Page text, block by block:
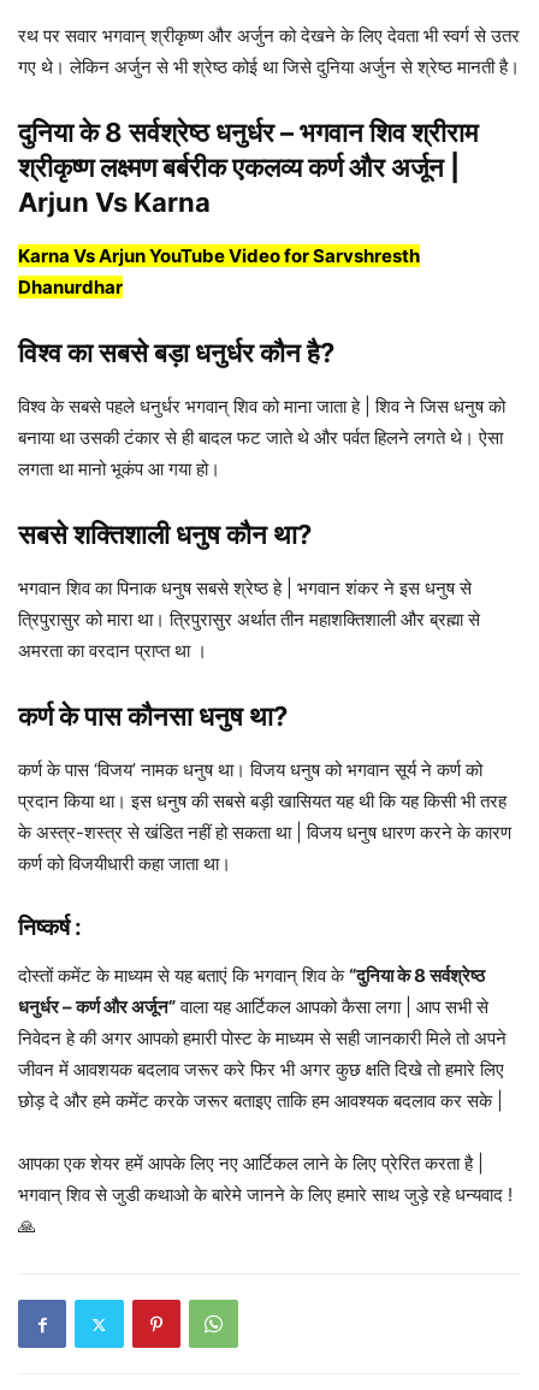
रथ पर सवार भगवान् श्रीकृष्ण और अर्जुन को देखने के लिए देवता भी स्वर्ग से उतर
गए थे। लेकिन अर्जुन से भी श्रेष्ठ कोई था जिसे दुनिया अर्जुन से श्रेष्ठ मानती है।
दुनिया के 8 सर्वश्रेष्ठ धनुर्धर – भगवान शिव श्रीराम
श्रीकृष्ण लक्ष्मण बर्बरीक एकलव्य कर्ण और अर्जून |
Arjun Vs Karna
Karna Vs Arjun YouTube Video for Sarvshresth
Dhanurdhar
विश्व का सबसे बड़ा धनुर्धर कौन है?
विश्व के सबसे पहले धनुर्धर भगवान् शिव को माना जाता हे | शिव ने जिस धनुष को
बनाया था उसकी टंकार से ही बादल फट जाते थे और पर्वत हिलने लगते थे। ऐसा
लगता था मानो भूकंप आ गया हो।
सबसे शक्तिशाली धनुष कौन था?
भगवान शिव का पिनाक धनुष सबसे श्रेष्ठ हे | भगवान शंकर ने इस धनुष से
त्रिपुरासुर को मारा था। त्रिपुरासुर अर्थात तीन महाशक्तिशाली और ब्रह्मा से
अमरता का वरदान प्राप्त था ।
कर्ण के पास कौनसा धनुष था?
कर्ण के पास ‘विजय’ नामक धनुष था। विजय धनुष को भगवान सूर्य ने कर्ण को
प्रदान किया था। इस धनुष की सबसे बड़ी खासियत यह थी कि यह किसी भी तरह
के अस्त्र-शस्त्र से खंडित नहीं हो सकता था | विजय धनुष धारण करने के कारण
कर्ण को विजयीधारी कहा जाता था।
निष्कर्ष :
दोस्तों कमेंट के माध्यम से यह बताएं कि भगवान् शिव के“दुनिया के 8 सर्वश्रेष्ठ
धनुर्धर – कर्ण और अर्जून”वाला यह आर्टिकल आपको कैसा लगा | आप सभी से
निवेदन हे की अगर आपको हमारी पोस्ट के माध्यम से सही जानकारी मिले तो अपने
जीवन में आवशयक बदलाव जरूर करे फिर भी अगर कुछ क्षति दिखे तो हमारे लिए
छोड़ दे और हमे कमेंट करके जरूर बताइए ताकि हम आवश्यक बदलाव कर सके |
आपका एक शेयर हमें आपके लिए नए आर्टिकल लाने के लिए प्रेरित करता है |
भगवान् शिव से जुडी कथाओ के बारेमे जानने के लिए हमारे साथ जुड़े रहे धन्यवाद !
🙏